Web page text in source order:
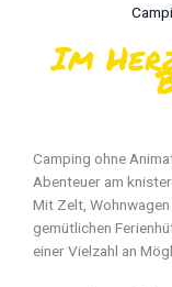
Im
Camping ohne
Abenteuer am
Mit Zelt,
gemütlichen
einer Vielzahl an